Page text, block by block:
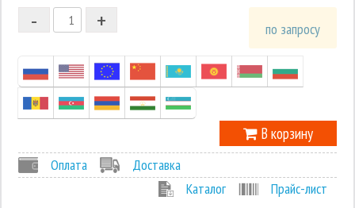
1
-1
+
- по запросу
В корзину
Оплата
Доставка
Каталог
Прайс-лист